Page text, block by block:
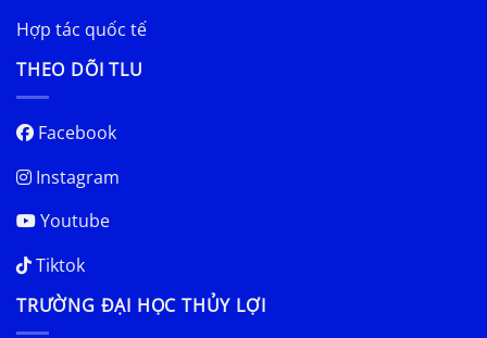
Hợp tác quốc tế
THEO DÕI TLU
Facebook
Instagram
Youtube
Tiktok
TRƯỜNG ĐẠI HỌC THỦY LỢI